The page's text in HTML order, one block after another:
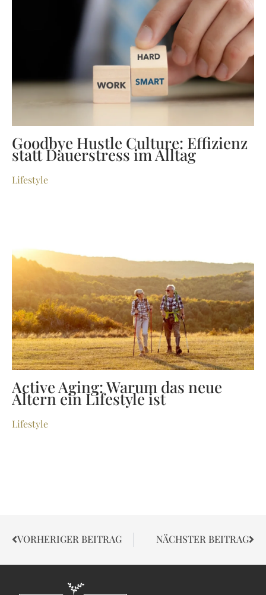
Goodbye Hustle Culture: Effizienz
statt Dauerstress im Alltag
Lifestyle
Active Aging: Warum das neue
Altern ein Lifestyle ist
Lifestyle
VORHERIGER BEITRAG NÄCHSTER BEITRAG